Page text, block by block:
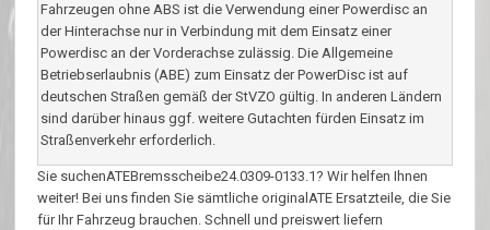
Fahrzeugen ohne ABS ist die Verwendung einer Powerdisc an
der Hinterachse nur in Verbindung mit dem Einsatz einer
Powerdisc an der Vorderachse zulässig. Die Allgemeine
Betriebserlaubnis (ABE) zum Einsatz der PowerDisc ist auf
deutschen Straßen gemäß der StVZO gültig. In anderen Ländern
sind darüber hinaus ggf. weitere Gutachten fürden Einsatz im
Straßenverkehr erforderlich.
Sie suchenATEBremsscheibe24.0309-0133.1? Wir helfen Ihnen
weiter! Bei uns finden Sie sämtliche originalATE Ersatzteile, die Sie
für Ihr Fahrzeug brauchen. Schnell und preiswert liefern